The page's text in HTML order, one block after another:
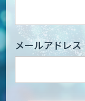
メールアドレス